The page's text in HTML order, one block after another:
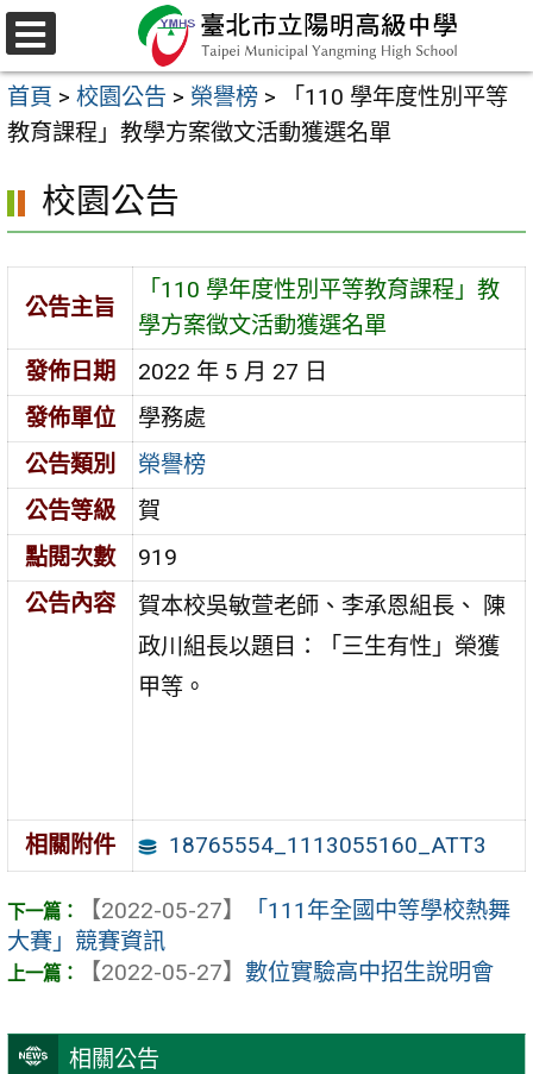
跳
至
主
要
容
區
選
單
首頁 > 校園公告 > 榮譽榜 >
「110 學年度性別平等
教育課程」教學方案徵文活動獲選名單
相關公告
校園公告
公告主旨
「110 學年度性別平等教育課程」教
學方案徵文活動獲選名單
發佈日期
2022 年 5 月 27 日
發佈單位
學務處
公告類別
榮譽榜
公告等級
賀
點閱次數
919
公告內容
賀本校吳敏萱老師、李承恩組長、 陳
政川組長以題目：「三生有性」榮獲
甲等。
相關附件 18765554_1113055160_ATT3
【2022-05-27】
「111年全國中等學校熱舞
大賽」競賽資訊
【2022-05-27】 數位實驗高中招生說明會